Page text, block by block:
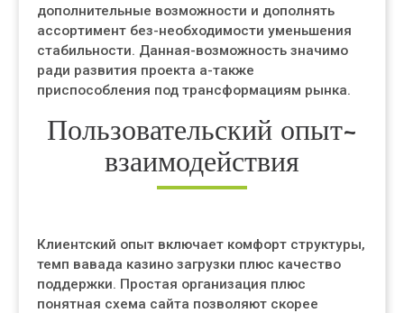
дополнительные возможности и дополнять
ассортимент без-необходимости уменьшения
стабильности. Данная-возможность значимо
ради развития проекта а-также
приспособления под трансформациям рынка.
Пользовательский опыт-
взаимодействия
Клиентский опыт включает комфорт структуры,
темп вавада казино загрузки плюс качество
поддержки. Простая организация плюс
понятная схема сайта позволяют скорее